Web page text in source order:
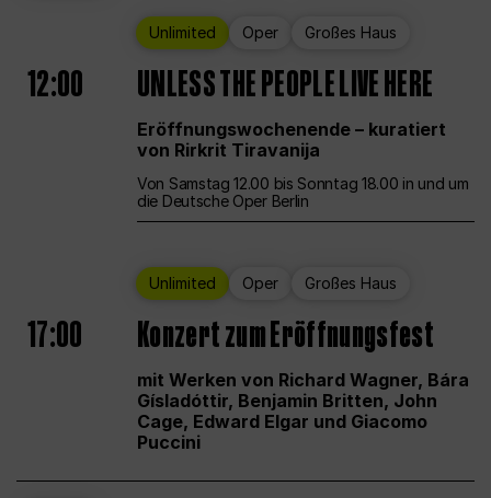
Unlimited Oper Großes Haus
12:00 UNLESS THE PEOPLE LIVE HERE
Eröffnungswochenende – kuratiert
von Rirkrit Tiravanija
Von Samstag 12.00 bis Sonntag 18.00 in und um
die Deutsche Oper Berlin
Unlimited Oper Großes Haus
17:00 Konzert zum Eröffnungsfest
mit Werken von Richard Wagner, Bára
Gísladóttir, Benjamin Britten, John
Cage, Edward Elgar und Giacomo
Puccini